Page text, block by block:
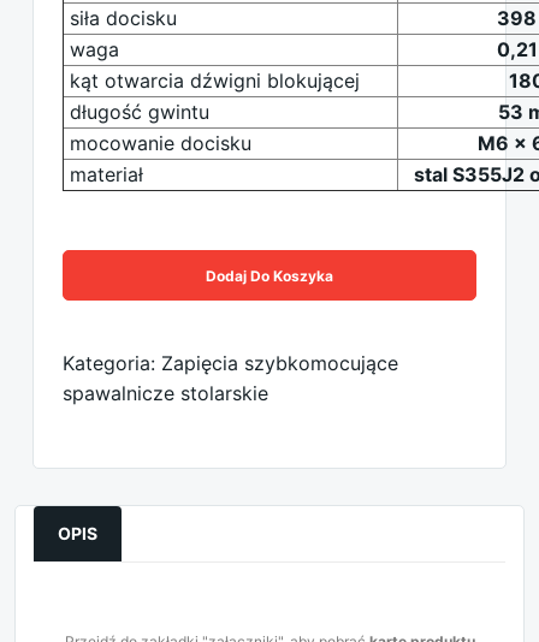
siła docisku
waga
kąt otwarcia dźwigni blokującej
długość gwintu
53
mocowanie docisku
M6 x
materiał
stal S355J2
Dodaj Do Koszyka
Kategoria: Zapięcia szybkomocujące
spawalnicze stolarskie
OPIS